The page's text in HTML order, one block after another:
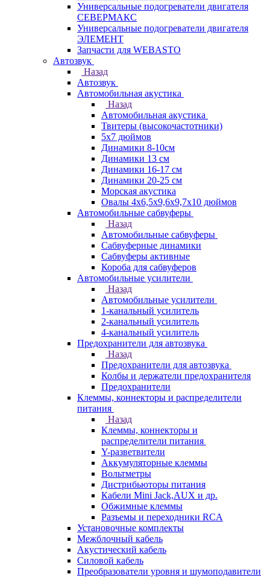
Универсальные подогреватели двигателя
СЕВЕРМАКС
Универсальные подогреватели двигателя
ЭЛЕМЕНТ
Запчасти для WEBASTO
Автозвук
Назад
Автозвук
Автомобильная акустика
Назад
Автомобильная акустика
Твитеры (высокочастотники)
5x7 дюймов
Динамики 8-10см
Динамики 13 см
Динамики 16-17 см
Динамики 20-25 см
Морская акустика
Овалы 4х6,5х9,6x9,7х10 дюймов
Автомобильные сабвуферы
Назад
Автомобильные сабвуферы
Сабвуферные динамики
Сабвуферы активные
Короба для сабвуферов
Автомобильные усилители
Назад
Автомобильные усилители
1-канальный усилитель
2-канальный усилитель
4-канальный усилитель
Предохранители для автозвука
Назад
Предохранители для автозвука
Колбы и держатели предохранителя
Предохранители
Клеммы, коннекторы и распределители
питания
Назад
Клеммы, коннекторы и
распределители питания
Y-разветвители
Аккумуляторные клеммы
Вольтметры
Дистрибьюторы питания
Кабели Mini Jack,AUX и др.
Обжимные клеммы
Разъемы и переходники RCA
Установочные комплекты
Межблочный кабель
Акустический кабель
Силовой кабель
Преобразователи уровня и шумоподавители